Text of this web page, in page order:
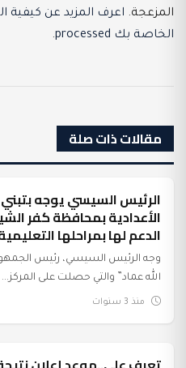
المزعجة. اعرف المزيد عن كيفية
الخاصة بك processed
.
مقالات ذات صلة
السياسة
الرئيس السيسي يوجه بتبني
الأعدادية بمحافظة كفر
الدعم لها بمراحلها
وجه الرئيس السيسي، رئيس
الله عماد” والتي حصلت على المركز...
منذ 3 سنوات